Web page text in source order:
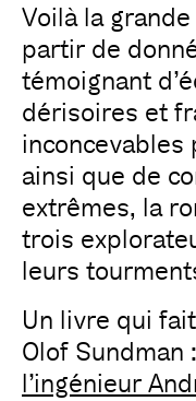
Voilà la
partir de
témoignant
dérisoires et
inconcevables
ainsi que de
extrêmes, la
trois
leurs
Un livre qui
Olof Sundman :
l’ingénieur